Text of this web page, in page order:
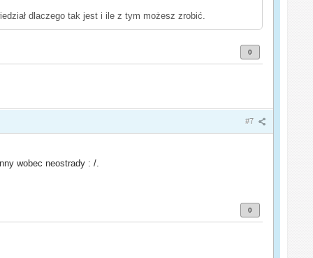
dlaczego tak jest i ile z tym możesz zrobić.
0
#7
wobec neostrady : /.
0